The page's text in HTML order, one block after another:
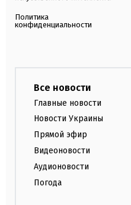
Политика
конфиденциальности
Все новости
Главные новости
Новости Украины
Прямой эфир
Видеоновости
Аудионовости
Погода